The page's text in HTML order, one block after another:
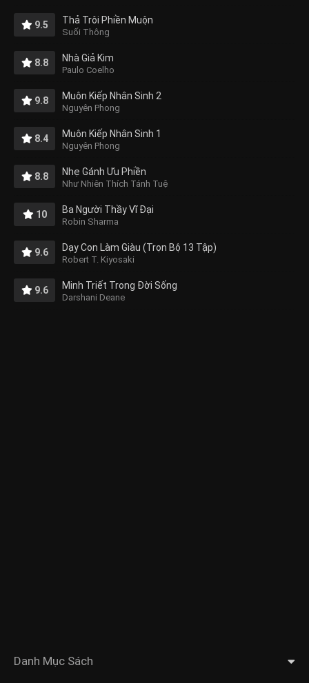
9.5 Thả Trôi Phiền Muộn
Suối Thông
8.8 Nhà Giả Kim
Paulo Coelho
9.8 Muôn Kiếp Nhân Sinh 2
Nguyên Phong
8.4 Muôn Kiếp Nhân Sinh 1
Nguyên Phong
8.8 Nhẹ Gánh Ưu Phiền
Như Nhiên Thích Tánh Tuệ
10 Ba Người Thầy Vĩ Đại
Robin Sharma
9.6 Dạy Con Làm Giàu (Trọn Bộ 13 Tập)
Robert T. Kiyosaki
9.6 Minh Triết Trong Đời Sống
Darshani Deane
Danh Mục Sách